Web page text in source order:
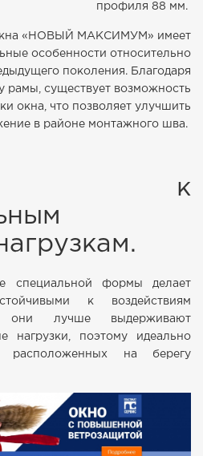
профиля 88 мм.
«НОВЫЙ МАКСИМУМ» имеет
особенности относительно
поколения. Благодаря
рамы, существует возможность
окна, что позволяет улучшить
в районе монтажного шва.
к
специальной формы делает
к воздействиям
они лучше выдерживают
нагрузки, поэтому идеально
расположенных на берегу